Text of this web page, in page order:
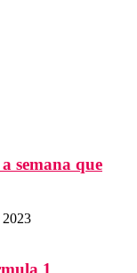
semana que
2023
1